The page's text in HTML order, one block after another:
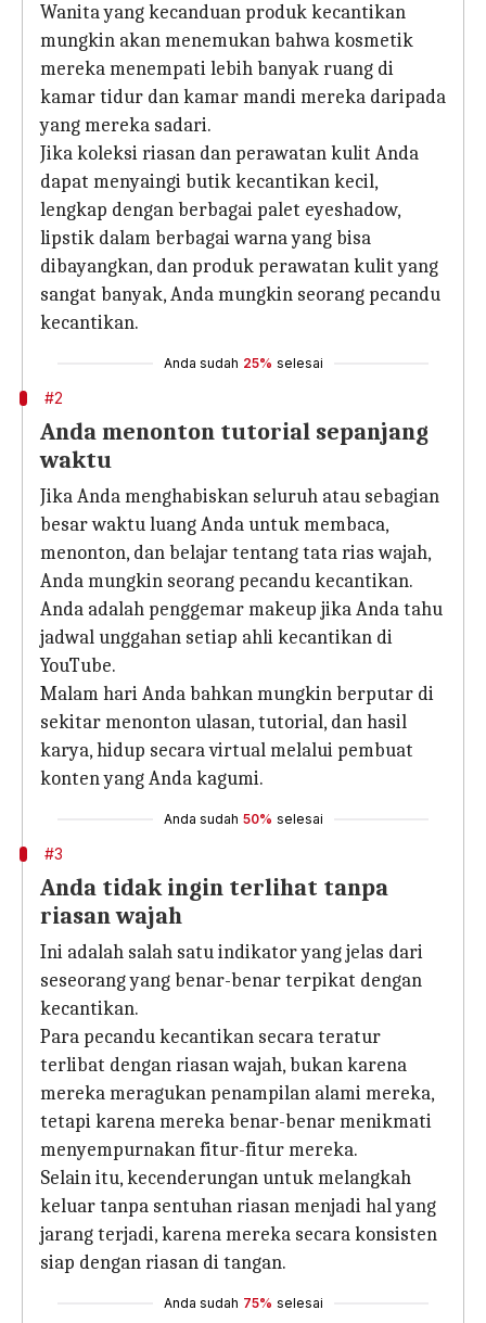
Wanita yang kecanduan produk kecantikan
mungkin akan menemukan bahwa kosmetik
mereka menempati lebih banyak ruang di
kamar tidur dan kamar mandi mereka daripada
yang mereka sadari.
Jika koleksi riasan dan perawatan kulit Anda
dapat menyaingi butik kecantikan kecil,
lengkap dengan berbagai palet eyeshadow,
lipstik dalam berbagai warna yang bisa
dibayangkan, dan produk perawatan kulit yang
sangat banyak, Anda mungkin seorang pecandu
kecantikan.
Anda sudah 25% selesai
#2
Anda menonton tutorial sepanjang
waktu
Jika Anda menghabiskan seluruh atau sebagian
besar waktu luang Anda untuk membaca,
menonton, dan belajar tentang tata rias wajah,
Anda mungkin seorang pecandu kecantikan.
Anda adalah penggemar makeup jika Anda tahu
jadwal unggahan setiap ahli kecantikan di
YouTube.
Malam hari Anda bahkan mungkin berputar di
sekitar menonton ulasan, tutorial, dan hasil
karya, hidup secara virtual melalui pembuat
konten yang Anda kagumi.
Anda sudah 50% selesai
#3
Anda tidak ingin terlihat tanpa
riasan wajah
Ini adalah salah satu indikator yang jelas dari
seseorang yang benar-benar terpikat dengan
kecantikan.
Para pecandu kecantikan secara teratur
terlibat dengan riasan wajah, bukan karena
mereka meragukan penampilan alami mereka,
tetapi karena mereka benar-benar menikmati
menyempurnakan fitur-fitur mereka.
Selain itu, kecenderungan untuk melangkah
keluar tanpa sentuhan riasan menjadi hal yang
jarang terjadi, karena mereka secara konsisten
siap dengan riasan di tangan.
Anda sudah 75% selesai